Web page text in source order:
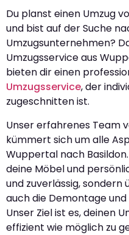
Du planst einen Umzug
und bist auf der Suche
Umzugsunternehmen?
Umzugsservice aus
bieten dir einen
Umzugsservice, der
zugeschnitten ist.
Unser erfahrenes Team
kümmert sich um alle
Wuppertal nach
deine Möbel und
und zuverlässig,
auch die Demontage
Unser Ziel ist es, deinen
effizient wie möglich zu